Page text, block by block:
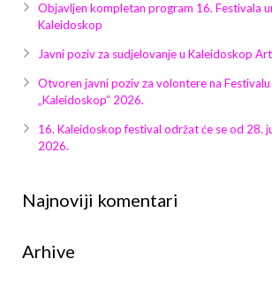
Objavljen kompletan program 16. Festivala
Kaleidoskop
Javni poziv za sudjelovanje u Kaleidoskop
Otvoren javni poziv za volontere na
„Kaleidoskop“ 2026.
16. Kaleidoskop festival održat će se od 28.
2026.
Najnoviji komentari
Arhive